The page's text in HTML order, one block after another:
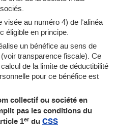
au numéro 4) de l’alinéa
éligible en principe.
un bénéfice au sens de
transparence fiscale). Ce
de la limite de déductibilité
pour ce bénéfice est
collectif ou société en
pas les conditions du
1er duCSS